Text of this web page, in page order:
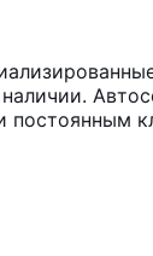
наличии.
постоянным